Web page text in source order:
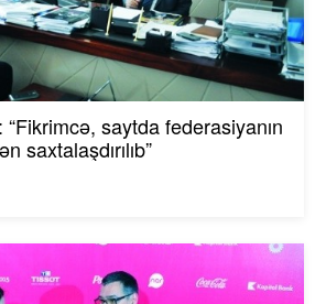
“Fikrimcə, saytda federasiyanın
saxtalaşdırılıb”